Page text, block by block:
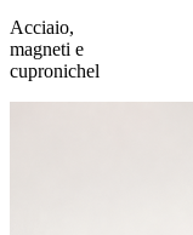
Acciaio,
magneti e
cupronichel